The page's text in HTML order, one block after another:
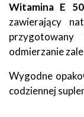
Witamina E
zawierający
odmierzanie
Wygodne
codziennej